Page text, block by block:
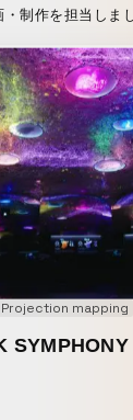
制作を担当しま
んな、モノに新た
ながっていくスト
に描いています。
Projection mapping
SYMPHONY